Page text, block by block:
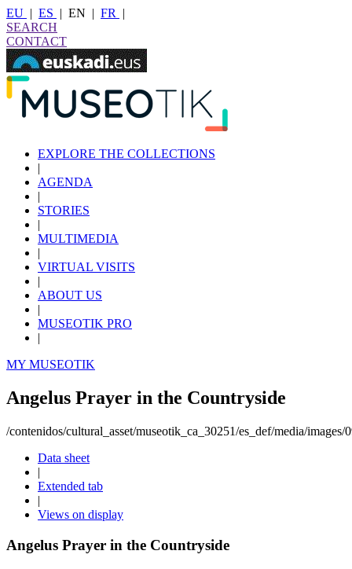
EU | ES | EN | FR
|
SEARCH
CONTACT
EXPLORE THE COLLECTIONS
|
AGENDA
|
STORIES
|
MULTIMEDIA
|
VIRTUAL VISITS
|
ABOUT US
|
MUSEOTIK PRO
|
MY MUSEOTIK
Angelus Prayer in the Countryside
/contenidos/cultural_asset/museotik_ca_30251/es_def/media/images/
Data sheet
|
Extended tab
|
Views on display
Angelus Prayer in the Countryside